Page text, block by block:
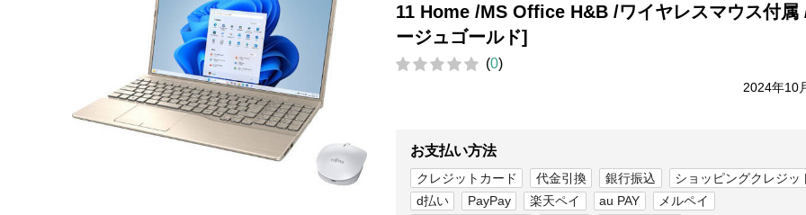
11 Home /MS Office H&B /ワイヤレスマウス付属
ージュゴールド]
(0)
2024年10
お支払い方法
クレジットカード 代金引換 銀行振込
ショッピングクレジッ
d払い
PayPay 楽天ペイ au PAY
メルペイ